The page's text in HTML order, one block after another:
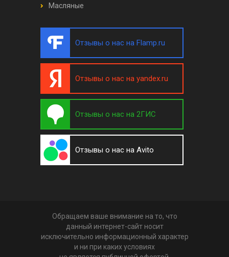
Масляные
Отзывы о нас на Flamp.ru
Отзывы о нас на yandex.ru
Отзывы о нас на 2ГИС
Отзывы о нас на Avito
Обращаем ваше внимание на то, что
данный интернет-сайт носит
исключительно информационный характер
и ни при каких условиях